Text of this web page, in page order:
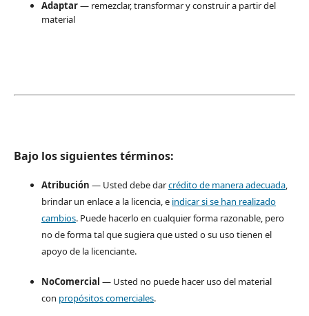
Adaptar— remezclar, transformar y construir a partir del
material
Bajo los siguientes términos:
Atribución — Usted debe darcrédito de manera adecuada,
brindar un enlace a la licencia, e indicar si se han realizado
cambios. Puede hacerlo en cualquier forma razonable, pero
no de forma tal que sugiera que usted o su uso tienen el
apoyo de la licenciante.
NoComercial — Usted no puede hacer uso del material
con propósitos comerciales.